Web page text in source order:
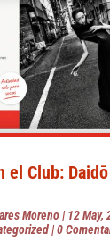
el Club: Daidō
Moreno|12 May,
| 0